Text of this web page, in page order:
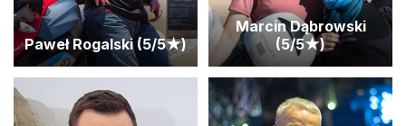
Paweł Rogalski (5/5★)
Marcin Dąbrowski
(5/5★)